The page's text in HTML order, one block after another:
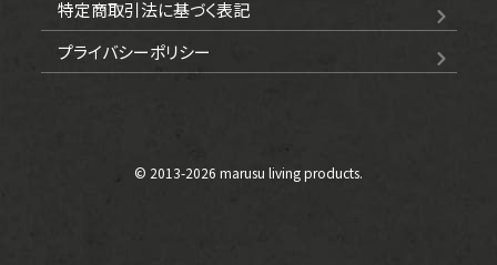
特定商取引法に基づく表記
プライバシーポリシー
© 2013-2026 marusu living products.